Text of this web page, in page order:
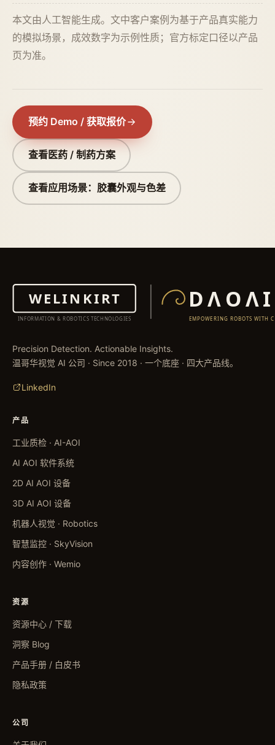
本文由人工智能生成。文中客户案例为基于产品真实能力
的模拟场景，成效数字为示例性质；官方标定口径以产品
页为准。
预约 Demo / 获取报价
查看医药 / 制药方案
查看应用场景：胶囊外观与色差
Precision Detection. Actionable Insights.
温哥华视觉 AI 公司 · Since 2018 · 一个底座 · 四大产品线。
LinkedIn
产品
工业质检 · AI-AOI
AI AOI 软件系统
2D AI AOI 设备
3D AI AOI 设备
机器人视觉 · Robotics
智慧监控 · SkyVision
内容创作 · Wemio
资源
资源中心 / 下载
洞察 Blog
产品手册 / 白皮书
隐私政策
公司